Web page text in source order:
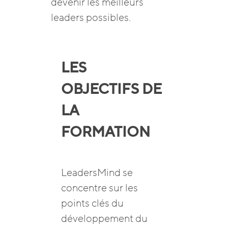
leaders possibles.
LES
OBJECTIFS DE
LA
FORMATION
LeadersMind se
concentre sur les
points clés du
développement du